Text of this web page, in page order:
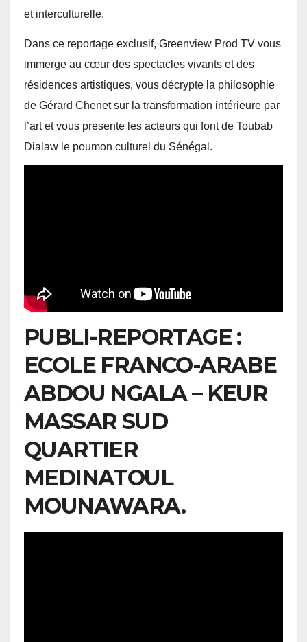
et interculturelle.
Dans ce reportage exclusif, Greenview Prod TV vous
immerge au cœur des spectacles vivants et des
résidences artistiques, vous décrypte la philosophie
de Gérard Chenet sur la transformation intérieure par
l’art et vous presente les acteurs qui font de Toubab
Dialaw le poumon culturel du Sénégal.
PUBLI-REPORTAGE :
ECOLE FRANCO-ARABE
ABDOU NGALA – KEUR
MASSAR SUD
QUARTIER
MEDINATOUL
MOUNAWARA.